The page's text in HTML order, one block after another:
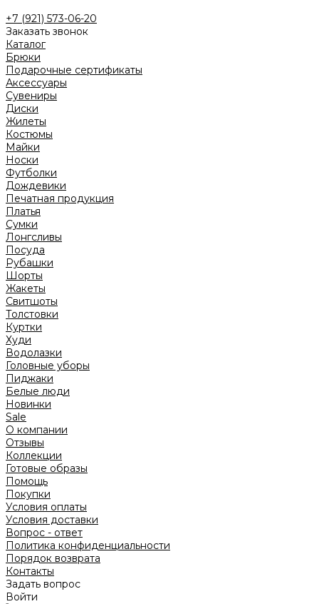
+7 (921) 573-06-20
Заказать звонок
Каталог
Брюки
Подарочные сертификаты
Аксессуары
Сувениры
Диски
Жилеты
Костюмы
Майки
Носки
Футболки
Дождевики
Печатная продукция
Платья
Сумки
Лонгсливы
Посуда
Рубашки
Шорты
Жакеты
Свитшоты
Толстовки
Куртки
Худи
Водолазки
Головные уборы
Пиджаки
Белые люди
Новинки
Sale
О компании
Отзывы
Коллекции
Готовые образы
Помощь
Покупки
Условия оплаты
Условия доставки
Вопрос - ответ
Политика конфиденциальности
Порядок возврата
Контакты
Задать вопрос
Войти